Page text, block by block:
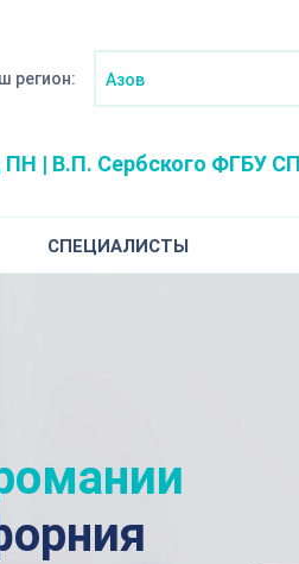
регион: Азов
| В.П. Сербского ФГБУ
СПЕЦИАЛИСТЫ